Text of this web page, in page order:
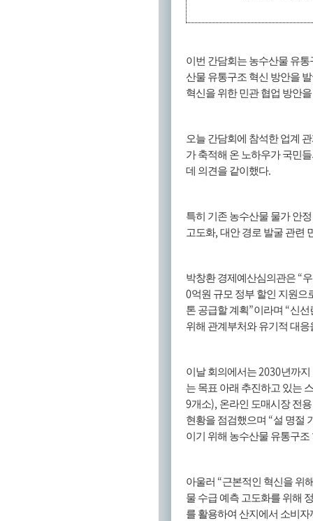
이번 간담회는 농수산물 유
산물 유통구조 혁신 방안을
혁신을 위한 민관 협업 방안
오늘 간담회에 참석한 업계
가 축적해 온 노하우가 국민
데 의견을 같이했다.
특히 기존 농수산물 물가 안
고도화, 대안 경로 발굴 관련
박창환 경제예산심의관은 “
0억원 규모 정부 할인 지원으
톤 공급할 계획”이라며 “신선
위해 관계부처와 유기적 대응
이날 회의에서는2030년까지
는 목표 아래 추진하고 있는
9개소), 온라인 도매시장 전
현황을 점검했으며 “설 명절
이기 위해 농수산물 유통구
아울러 “근본적인 혁신을 위
물 수급 예측 고도화를 위해
를 활용하여 산지에서 소비